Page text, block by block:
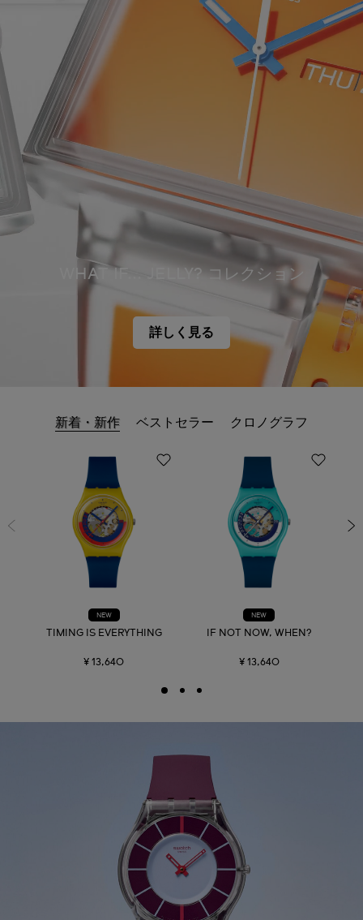
WHAT IF... JELLY? コレクション
詳しく見る
新着・新作 ベストセラー クロノグラフ
NEW
TIMING IS EVERYTHING
¥ 13,640
NEW
IF NOT NOW, WHEN?
¥ 13,640